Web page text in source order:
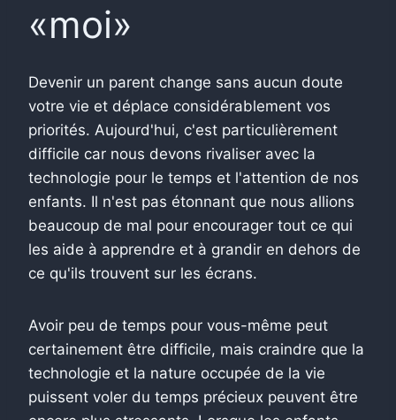
«moi»
Devenir un parent change sans aucun doute
votre vie et déplace considérablement vos
priorités. Aujourd'hui, c'est particulièrement
difficile car nous devons rivaliser avec la
technologie pour le temps et l'attention de nos
enfants. Il n'est pas étonnant que nous allions
beaucoup de mal pour encourager tout ce qui
les aide à apprendre et à grandir en dehors de
ce qu'ils trouvent sur les écrans.
Avoir peu de temps pour vous-même peut
certainement être difficile, mais craindre que la
technologie et la nature occupée de la vie
puissent voler du temps précieux peuvent être